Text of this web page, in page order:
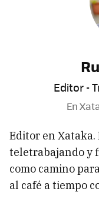
Editor -
En
Editor en Xataka.
teletrabajando y
como camino
al café a tiempo